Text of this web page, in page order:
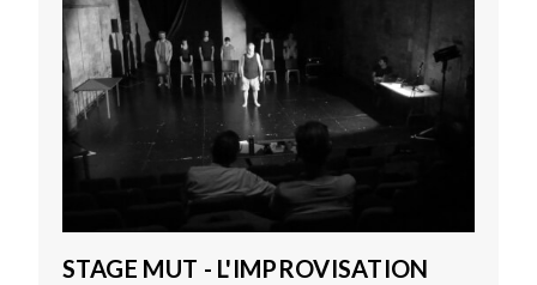
STAGE MUT - L'IMPROVISATION